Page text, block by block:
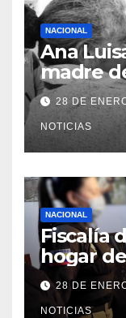
NACIONAL
Ana
madre
Carapaz
los 73
28 DE
NOTICIAS
NACIONAL
Fiscalía
hogar
Caja
28 DE
NOTICIAS